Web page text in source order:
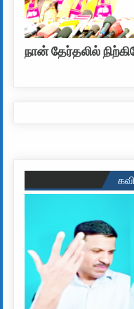
நான் தேர்தலில்